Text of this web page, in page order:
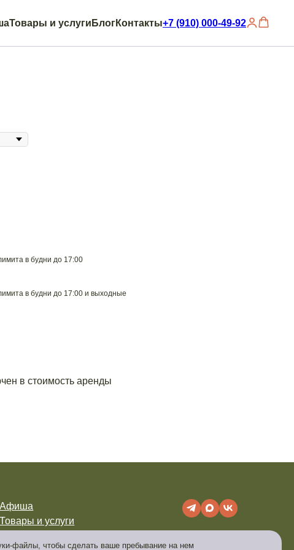
Товары и услуги БлогКонтакты+7 (910) 000-49-92
в будни до 17:00
в будни до 17:00 и выходные
в стоимость аренды
Афиша
Товары и услуги
фaйлы, чтoбы cдeлaть вaшe пpeбывaниe нa нeм